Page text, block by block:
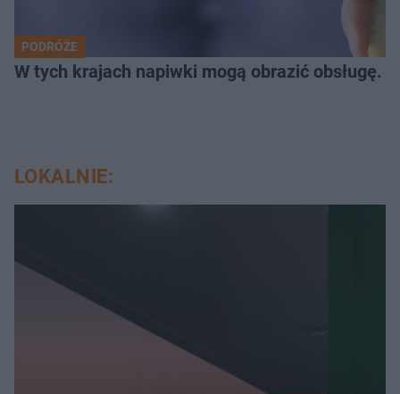
PODRÓŻE
W tych krajach napiwki mogą obrazić obsługę.
LOKALNIE: